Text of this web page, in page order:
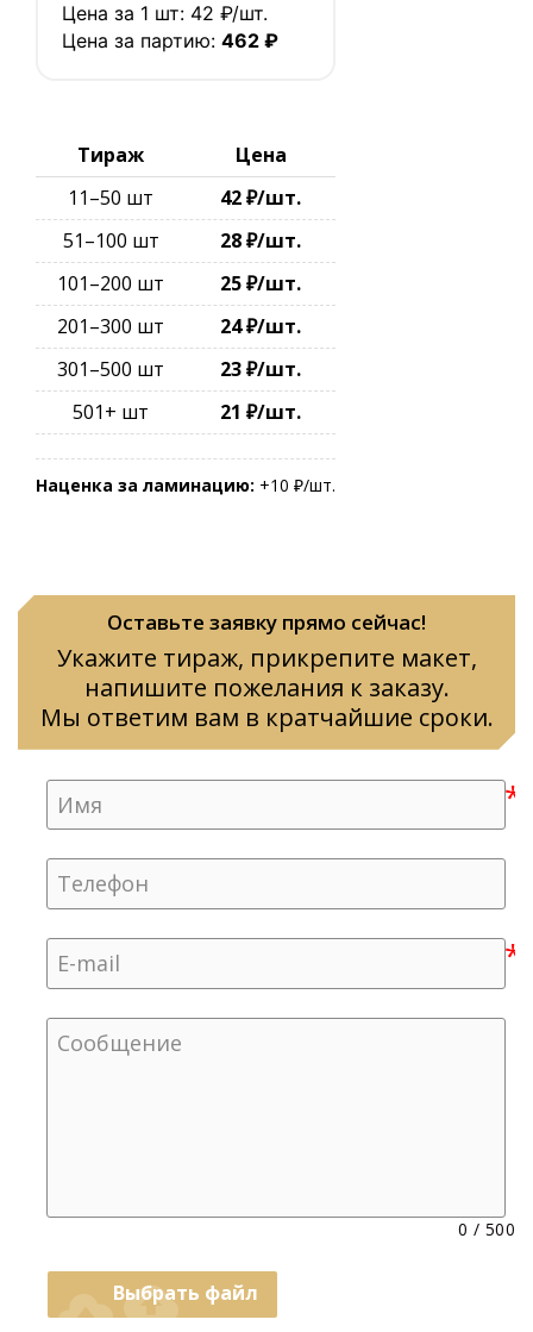
Цена за 1 шт: 42 ₽/шт.
Цена за партию: 462 ₽
Тираж
Цена
11–50 шт
42 ₽/шт.
51–100 шт
28 ₽/шт.
101–200 шт
25 ₽/шт.
201–300 шт
24 ₽/шт.
301–500 шт
23 ₽/шт.
501+ шт
21 ₽/шт.
Наценка за ламинацию: +10 ₽/шт.
Оставьте заявку прямо сейчас!
Укажите тираж, прикрепите макет,
напишите пожелания к заказу.
Мы ответим вам в кратчайшие сроки.
0 / 500
cloud_upload
Выбрать файл